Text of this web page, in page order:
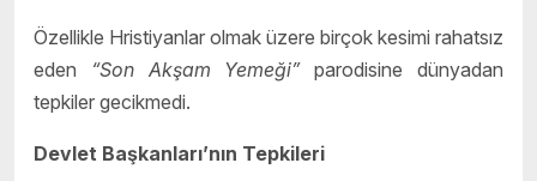
Özellikle Hristiyanlar olmak üzere birçok kesimi rahatsız
eden
“Son Akşam Yemeği”parodisine dünyadan
tepkiler gecikmedi.
Devlet Başkanları’nın Tepkileri